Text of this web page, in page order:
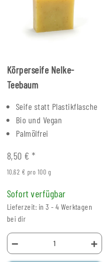
Körperseife Nelke-
Teebaum
Seife statt Plastikflasche
Bio und Vegan
Palmölfrei
8,50 €*
10,62 € pro 100 g
Sofort verfügbar
Lieferzeit: in 3 - 4 Werktagen
bei dir